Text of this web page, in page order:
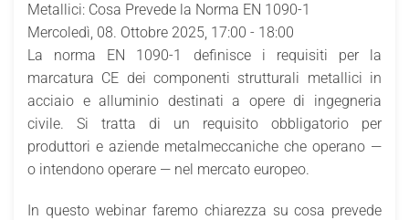
Metallici: Cosa Prevede la Norma EN 1090-1
Mercoledì, 08. Ottobre 2025, 17:00 - 18:00
La norma EN 1090-1 definisce i requisiti per la
marcatura CE dei componenti strutturali metallici in
acciaio e alluminio destinati a opere di ingegneria
civile. Si tratta di un requisito obbligatorio per
produttori e aziende metalmeccaniche che operano —
o intendono operare — nel mercato europeo.
In questo webinar faremo chiarezza su cosa prevede